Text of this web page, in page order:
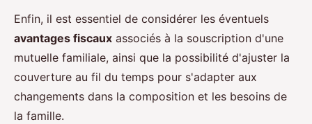
Enfin, il est essentiel de considérer les éventuels
avantages fiscaux associés à la souscription d'une
mutuelle familiale, ainsi que la possibilité d'ajuster la
couverture au fil du temps pour s'adapter aux
changements dans la composition et les besoins de
la famille.